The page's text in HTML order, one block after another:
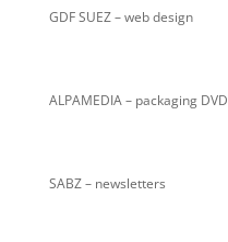
GDF SUEZ – web design
ALPAMEDIA – packaging DVD
SABZ – newsletters